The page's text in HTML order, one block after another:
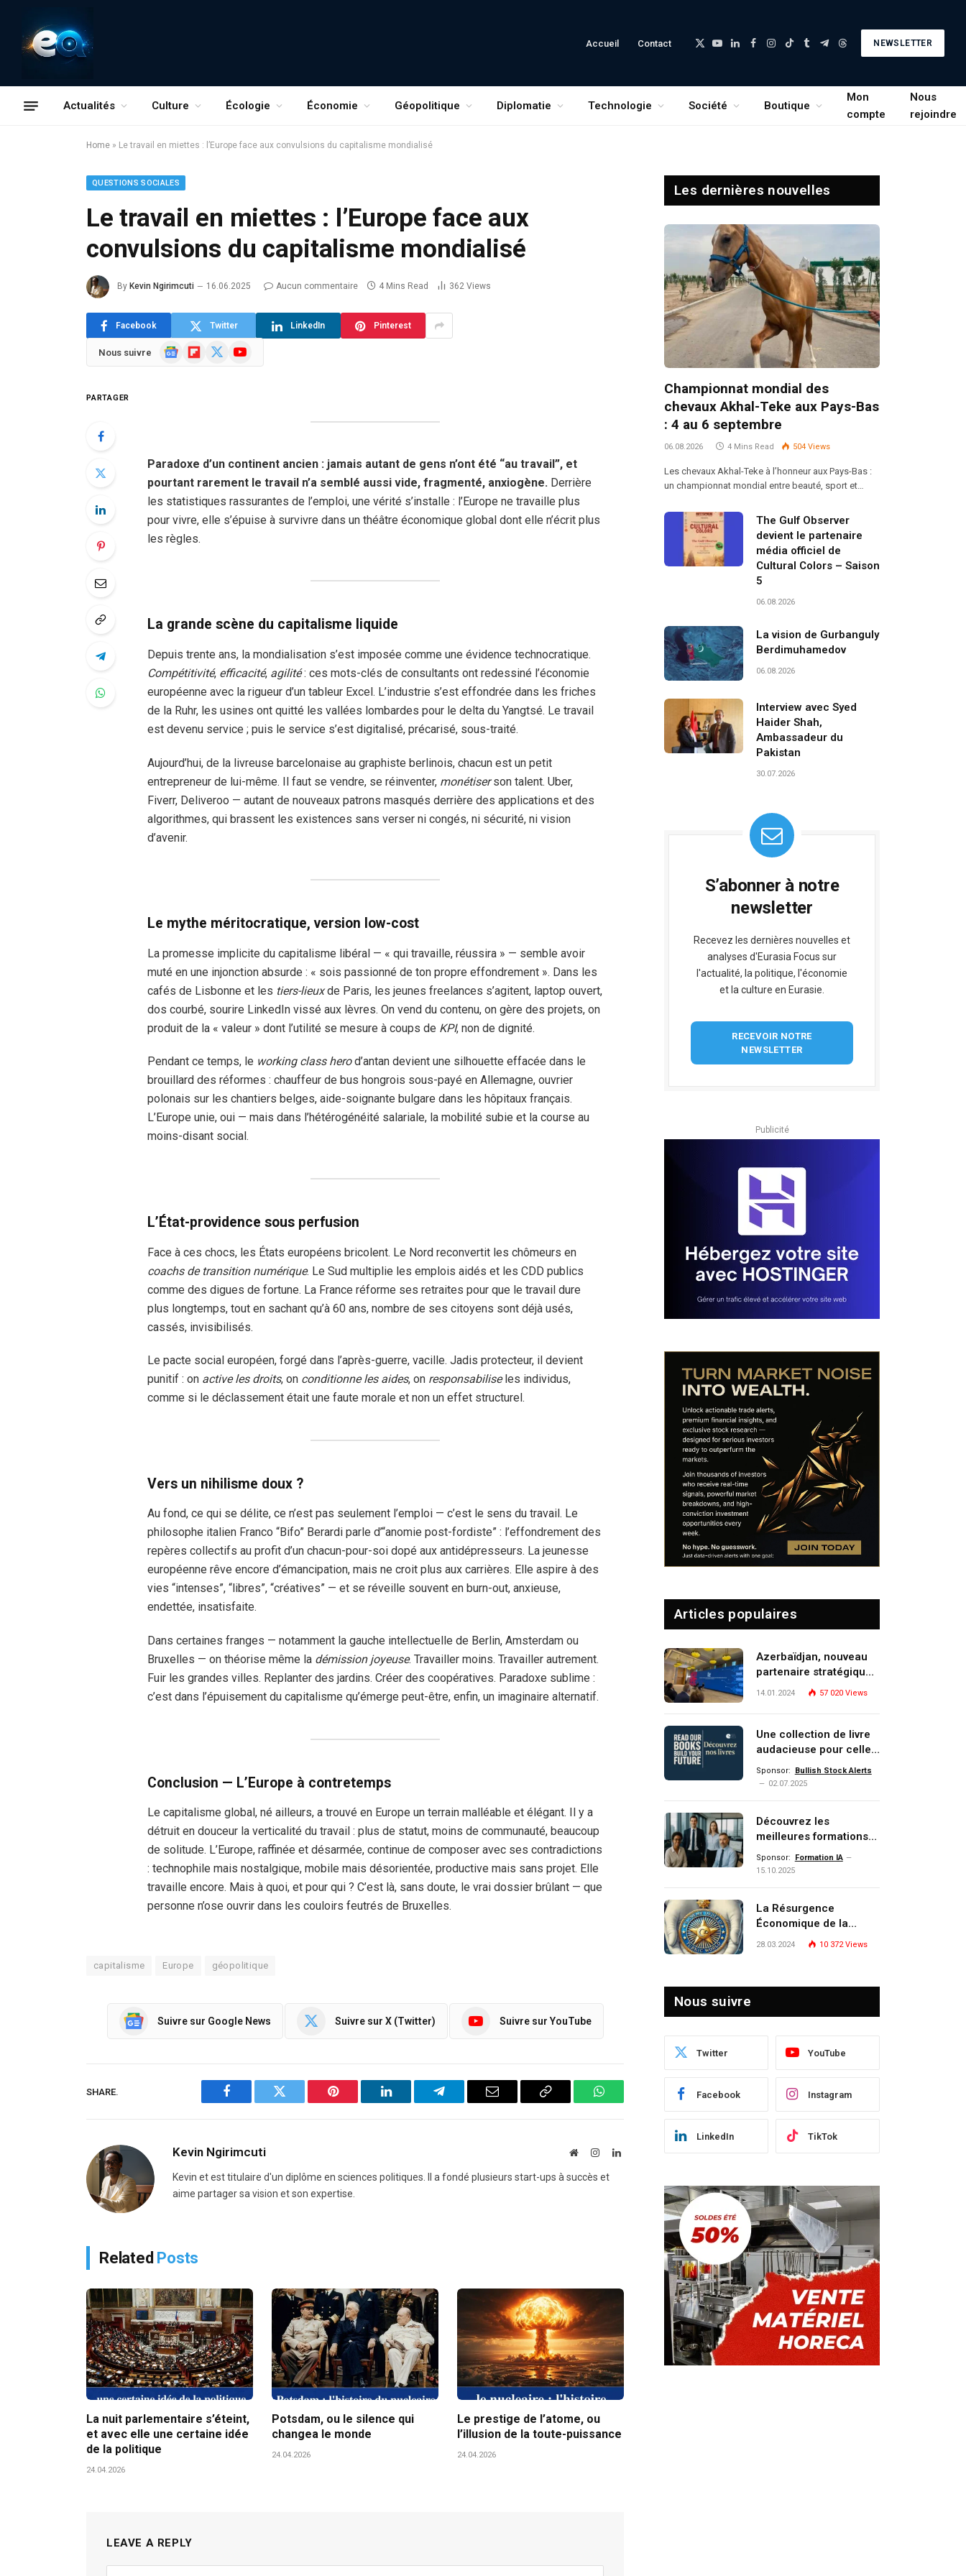
Accueil Contact
X
YouTube
LinkedInFacebook
Instagram
TikTokTumblrTelegramThreads
NEWSLETTER
Actualités Culture Écologie Économie Géopolitique Diplomatie Technologie Société Boutique
Mon
compte
Nous
rejoindre
Home » Le travail en miettes : l’Europe face aux convulsions du capitalisme mondialisé
QUESTIONS SOCIALES
Le travail en miettes : l’Europe face aux
convulsions du capitalisme mondialisé
By Kevin Ngirimcuti 16.06.2025 Aucun commentaire 4 Mins Read 362 Views
Facebook Twitter LinkedIn Pinterest
Nous suivre
GoogleFlipboard YouTube
PARTAGER
Paradoxe d’un continent ancien : jamais autant de gens n’ont été “au travail”, et
pourtant rarement le travail n’a semblé aussi vide, fragmenté, anxiogène. Derrière
les statistiques rassurantes de l’emploi, une vérité s’installe : l’Europe ne travaille plus
pour vivre, elle s’épuise à survivre dans un théâtre économique global dont elle n’écrit plus
les règles.
La grande scène du capitalisme liquide
Depuis trente ans, la mondialisation s’est imposée comme une évidence technocratique.
Compétitivité, efficacité, agilité: ces mots-clés de consultants ont redessiné l’économie
européenne avec la rigueur d’un tableur Excel. L’industrie s’est effondrée dans les friches
de la Ruhr, les usines ont quitté les vallées lombardes pour le delta du Yangtsé. Le travail
est devenu service ; puis le service s’est digitalisé, précarisé, sous-traité.
Aujourd’hui, de la livreuse barcelonaise au graphiste berlinois, chacun est un petit
entrepreneur de lui-même. Il faut se vendre, se réinventer, monétiserson talent. Uber,
Fiverr, Deliveroo — autant de nouveaux patrons masqués derrière des applications et des
algorithmes, qui brassent les existences sans verser ni congés, ni sécurité, ni vision
d’avenir.
Le mythe méritocratique, version low-cost
La promesse implicite du capitalisme libéral — « qui travaille, réussira » — semble avoir
muté en une injonction absurde : « sois passionné de ton propre effondrement ». Dans les
cafés de Lisbonne et les tiers-lieuxde Paris, les jeunes freelances s’agitent, laptop ouvert,
dos courbé, sourire LinkedIn vissé aux lèvres. On vend du contenu, on gère des projets, on
produit de la « valeur » dont l’utilité se mesure à coups de KPI, non de dignité.
Pendant ce temps, le working class herod’antan devient une silhouette effacée dans le
brouillard des réformes : chauffeur de bus hongrois sous-payé en Allemagne, ouvrier
polonais sur les chantiers belges, aide-soignante bulgare dans les hôpitaux français.
L’Europe unie, oui — mais dans l’hétérogénéité salariale, la mobilité subie et la course au
moins-disant social.
L’État-providence sous perfusion
Face à ces chocs, les États européens bricolent. Le Nord reconvertit les chômeurs en
coachs de transition numérique. Le Sud multiplie les emplois aidés et les CDD publics
comme des digues de fortune. La France réforme ses retraites pour que le travail dure
plus longtemps, tout en sachant qu’à 60 ans, nombre de ses citoyens sont déjà usés,
cassés, invisibilisés.
Le pacte social européen, forgé dans l’après-guerre, vacille. Jadis protecteur, il devient
punitif : on active les droits, on conditionne les aides, on responsabiliseles individus,
comme si le déclassement était une faute morale et non un effet structurel.
Vers un nihilisme doux ?
Au fond, ce qui se délite, ce n’est pas seulement l’emploi — c’est le sens du travail. Le
philosophe italien Franco “Bifo” Berardi parle d’“anomie post-fordiste” : l’effondrement des
repères collectifs au profit d’un chacun-pour-soi dopé aux antidépresseurs. La jeunesse
européenne rêve encore d’émancipation, mais ne croit plus aux carrières. Elle aspire à des
vies “intenses”, “libres”, “créatives” — et se réveille souvent en burn-out, anxieuse,
endettée, insatisfaite.
Dans certaines franges — notamment la gauche intellectuelle de Berlin, Amsterdam ou
Bruxelles — on théorise même la démission joyeuse. Travailler moins. Travailler autrement.
Fuir les grandes villes. Replanter des jardins. Créer des coopératives. Paradoxe sublime :
c’est dans l’épuisement du capitalisme qu’émerge peut-être, enfin, un imaginaire alternatif.
Conclusion — L’Europe à contretemps
Le capitalisme global, né ailleurs, a trouvé en Europe un terrain malléable et élégant. Il y a
détruit en douceur la verticalité du travail : plus de statut, moins de communauté, beaucoup
de solitude. L’Europe, raffinée et désarmée, continue de composer avec ses contradictions
: technophile mais nostalgique, mobile mais désorientée, productive mais sans projet. Elle
travaille encore. Mais à quoi, et pour qui ? C’est là, sans doute, le vrai dossier brûlant — que
personne n’ose ouvrir dans les couloirs feutrés de Bruxelles.
capitalisme Europe géopolitique
Suivre sur Google News Suivre sur X (Twitter) Suivre sur YouTube
SHARE.
Facebook Twitter Pinterest LinkedIn Telegram Email
Copy
WhatsApp
Kevin Ngirimcuti WebsiteInstagramLinkedIn
Kevin et est titulaire d'un diplôme en sciences politiques. Il a fondé plusieurs start-ups à succès et
aime partager sa vision et son expertise.
Related Posts
La nuit parlementaire s’éteint,
et avec elle une certaine idée
de la politique
24.04.2026
Potsdam, ou le silence qui
changea le monde
24.04.2026
Le prestige de l’atome, ou
l’illusion de la toute-puissance
24.04.2026
LEAVE A REPLY
Les dernières nouvelles
Championnat mondial des
chevaux Akhal-Teke aux Pays-Bas
: 4 au 6 septembre
06.08.2026 4 Mins Read 504 Views
Les chevaux Akhal-Teke à l’honneur aux Pays-Bas :
un championnat mondial entre beauté, sport et…
The Gulf Observer
devient le partenaire
média officiel de
Cultural Colors – Saison
5
06.08.2026
La vision de Gurbanguly
Berdimuhamedov
06.08.2026
Interview avec Syed
Haider Shah,
Ambassadeur du
Pakistan
30.07.2026
S’abonner à notre
newsletter
Recevez les dernières nouvelles et
analyses d'Eurasia Focus sur
l'actualité, la politique, l'économie
et la culture en Eurasie.
RECEVOIR NOTRE
NEWSLETTER
Publicité
Articles populaires
Azerbaïdjan, nouveau
partenaire stratégique
de l’Union européenne
14.01.2024 57 020 Views
Une collection de livre
audacieuse pour celles
et ceux qui veulent
comprendre, investir et
Sponsor:
Bullish Stock Alerts
02.07.2025
Découvrez les
meilleures formations
Data, IA, automatisation
et investissement
écosystème d’experts
Sponsor:
Formation IA
15.10.2025
La Résurgence
Économique de la
Turquie : Naviguer dans
28.03.2024 10 372Views
Nous suivre
Twitter YouTube
Facebook Instagram
LinkedIn TikTok